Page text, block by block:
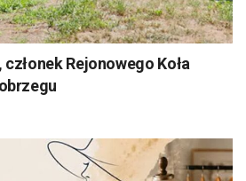
Rejonowego Koła